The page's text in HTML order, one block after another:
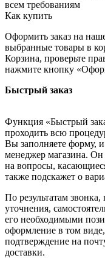
всем требованиям
Как купить
Оформить заказ на
выбранные товары в
Корзина, проверьте
нажмите кнопку
Быстрый заказ
Функция «Быстрый
проходить всю
Вы заполняете форму, и
менеджер магазина. Он
на вопросы,
также подскажет о
По результатам
уточнения,
его необходимыми
оформление в том
подтверждение на
доставки.